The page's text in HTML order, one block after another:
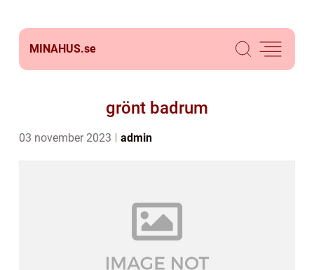
MINAHUS.se
grönt badrum
03 november 2023 admin